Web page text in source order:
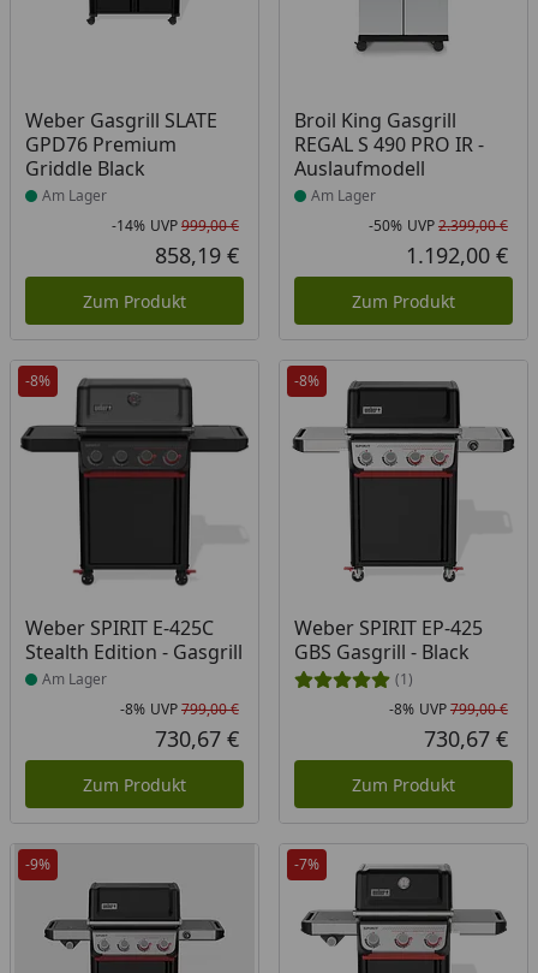
Weber Gasgrill SLATE
GPD76 Premium
Griddle Black
Produkt am Lager
Am Lager
Rabatt in Prozent
-14%
Ursprünglicher Preis
UVP999,00 €
Aktueller Preis
858,19 €
Zum Produkt
Broil King Gasgrill
REGAL S 490 PRO IR -
Auslaufmodell
Produkt am Lager
Am Lager
-50% UVP2.399,00 €
1.192,00 €
Zum Produkt
-8%
Weber SPIRIT E-425C
Stealth Edition - Gasgrill
Produkt am Lager
Am Lager
Rabatt in Prozent
-8%
Ursprünglicher Preis
UVP799,00 €
Aktueller Preis
730,67 €
Zum Produkt
-8%
Weber SPIRIT EP-425
GBS Gasgrill - Black
(1)
-8% UVP799,00 €
730,67 €
Zum Produkt
-9% -7%